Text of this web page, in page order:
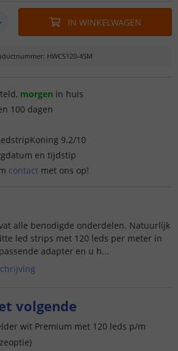
IN WINKELWAGEN
: HWCS120-45M
morgen in huis
100 dagen
9.2/10
en tijdstip
contact met ons op!
alle benodigde onderdelen. Natuurlijk
led strips met 120 leds per meter in
adapter en u h...
volgende
wit Premium met 120 leds p/m